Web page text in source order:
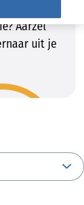
Aarzel
uit je